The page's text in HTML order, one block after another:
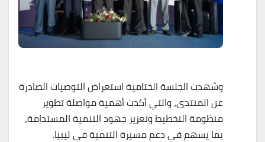
وشهدت الجلسة الختامية استعراض التوصيات الصادرة
عن المنتدى، والتي أكدت أهمية مواصلة تطوير
منظومة التخطيط وتعزيز جهود التنمية المستدامة،
بما يسهم في دعم مسيرة التنمية في ليبيا.